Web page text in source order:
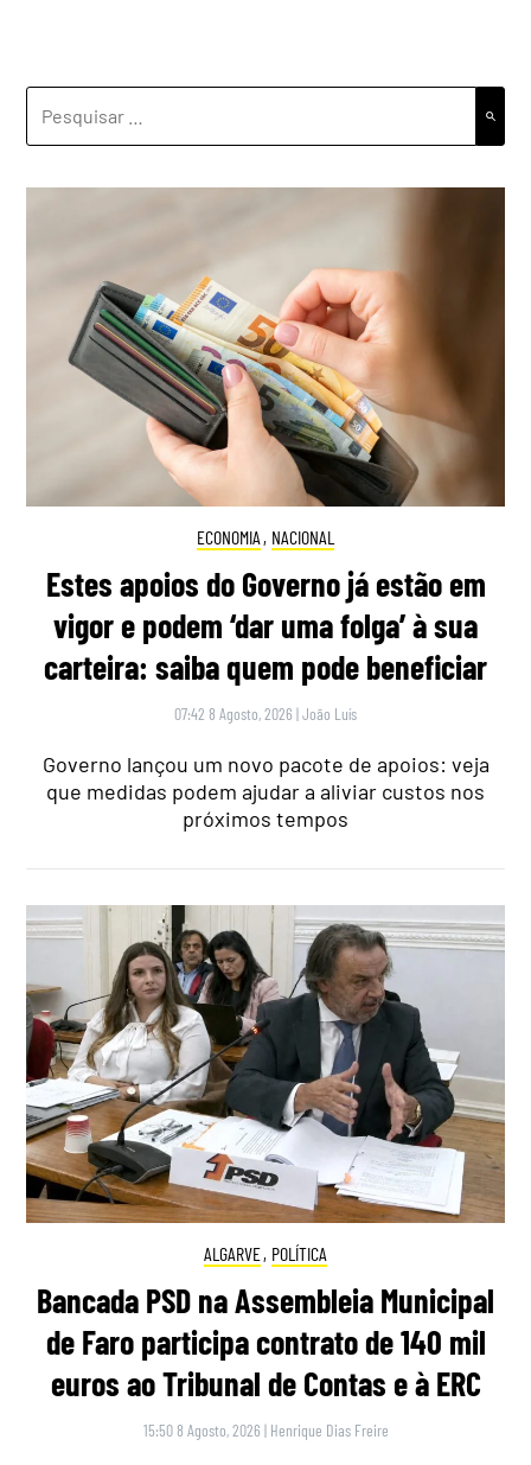
ECONOMIA , NACIONAL
Estes apoios do Governo já estão em
vigor e podem ‘dar uma folga’ à sua
carteira: saiba quem pode beneficiar
07:42 8 Agosto, 2026 |João Luís
Governo lançou um novo pacote de apoios: veja
que medidas podem ajudar a aliviar custos nos
próximos tempos
ALGARVE, POLÍTICA
Bancada PSD na Assembleia Municipal
de Faro participa contrato de 140 mil
euros ao Tribunal de Contas e à ERC
15:50 8 Agosto, 2026 | Henrique Dias Freire